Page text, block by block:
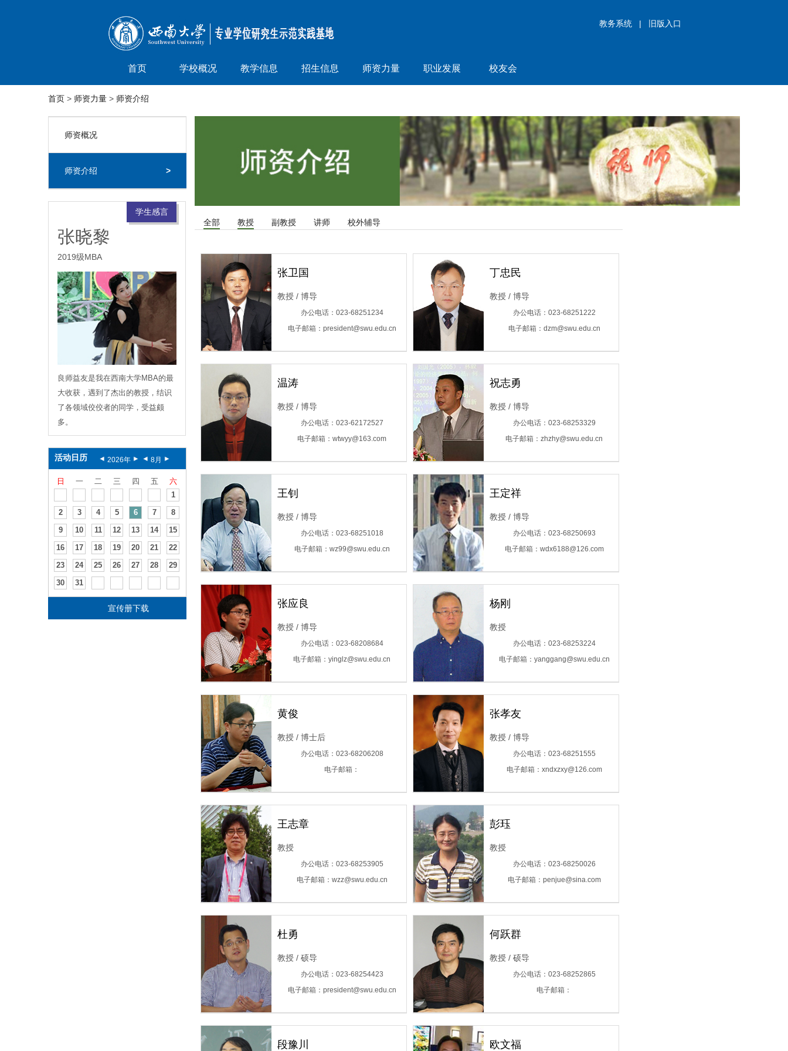
教务系统 | 旧版入口
首页 学校概况 教学信息 招生信息 师资力量 职业发展 校友会
首页 > 师资力量 > 师资介绍
师资概况
师资介绍 >
学生感言
张晓黎
2019级MBA
良师益友是我在西南大学MBA的最
大收获，遇到了杰出的教授，结识
了各领域佼佼者的同学，受益颇
多。
活动日历 2026年 8月
日 一 二 三 四 五
六
1
2
3 4 5 6 7
8
9
10 11 12 13 14
15
16
17 18 19 20 21
22
23
24 25 26 27 28
29
30
31
宣传册下载
全部 教授 副教授 讲师 校外辅导
张卫国
教授 / 博导
办公电话：023-68251234
电子邮箱：president@swu.edu.cn
丁忠民
教授 / 博导
办公电话：023-68251222
电子邮箱：dzm@swu.edu.cn
温涛
教授 / 博导
办公电话：023-62172527
电子邮箱：wtwyy@163.com
祝志勇
教授 / 博导
办公电话：023-68253329
电子邮箱：zhzhy@swu.edu.cn
王钊
教授 / 博导
办公电话：023-68251018
电子邮箱：wz99@swu.edu.cn
王定祥
教授 / 博导
办公电话：023-68250693
电子邮箱：wdx6188@126.com
张应良
教授 / 博导
办公电话：023-68208684
电子邮箱：yinglz@swu.edu.cn
杨刚
教授
办公电话：023-68253224
电子邮箱：yanggang@swu.edu.cn
黄俊
教授 / 博士后
办公电话：023-68206208
电子邮箱：
张孝友
教授 / 博导
办公电话：023-68251555
电子邮箱：xndxzxy@126.com
王志章
教授
办公电话：023-68253905
电子邮箱：wzz@swu.edu.cn
彭珏
教授
办公电话：023-68250026
电子邮箱：penjue@sina.com
杜勇
教授 / 硕导
办公电话：023-68254423
电子邮箱：president@swu.edu.cn
何跃群
教授 / 硕导
办公电话：023-68252865
电子邮箱：
段豫川 欧文福